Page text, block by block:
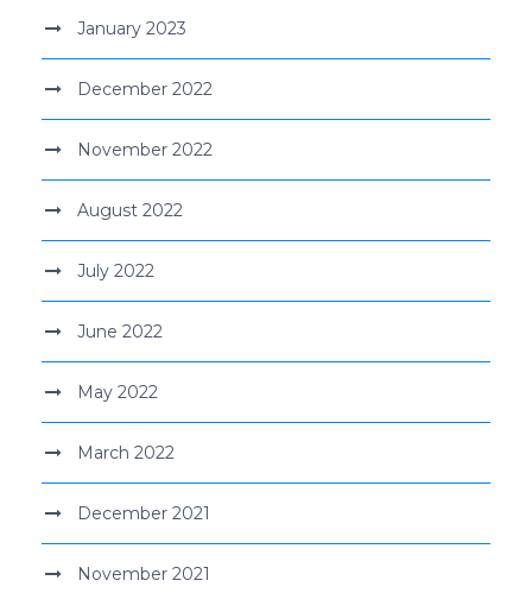
January 2023
December 2022
November 2022
August 2022
July 2022
June 2022
May 2022
March 2022
December 2021
November 2021